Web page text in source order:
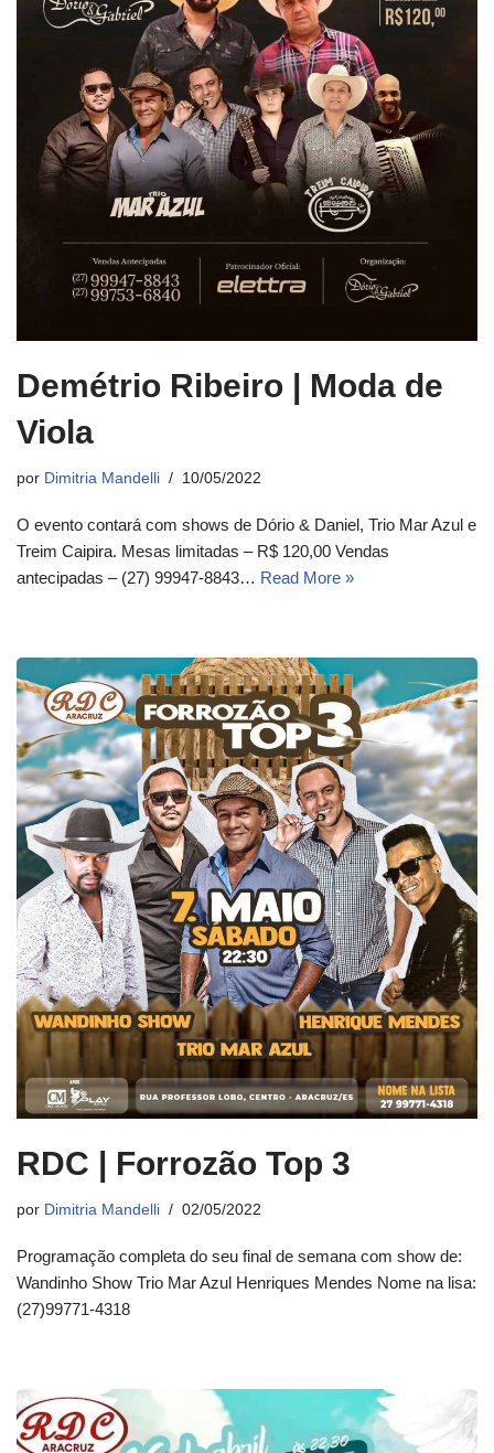
Demétrio Ribeiro | Moda de
Viola
por Dimitria Mandelli 10/05/2022
O evento contará com shows de Dório & Daniel, Trio Mar Azul e
Treim Caipira. Mesas limitadas – R$ 120,00 Vendas
antecipadas – (27) 99947-8843… Read More »
RDC | Forrozão Top 3
por Dimitria Mandelli 02/05/2022
Programação completa do seu final de semana com show de:
Wandinho Show Trio Mar Azul Henriques Mendes Nome na lisa:
(27)99771-4318